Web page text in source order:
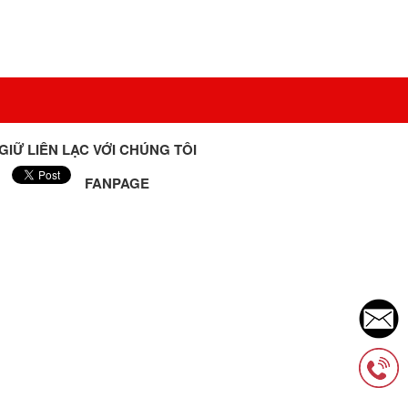
LIÊN LẠC VỚI CHÚNG TÔI
FANPAGE